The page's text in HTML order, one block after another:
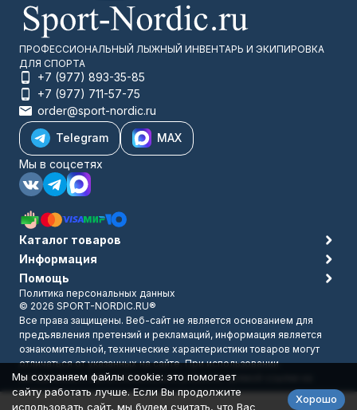
ПРОФЕССИОНАЛЬНЫЙ ЛЫЖНЫЙ ИНВЕНТАРЬ И ЭКИПИРОВКА
ДЛЯ СПОРТА
+7 (977) 893-35-85
+7 (977) 711-57-75
order@sport-nordic.ru
Telegram
MAX
Мы в соцсетях
Каталог товаров
Информация
Помощь
Политика персональных данных
© 2026 SPORT-NORDIC.RU®
Все права защищены. Веб-сайт не является основанием для
предъявления претензий и рекламаций, информация является
ознакомительной, технические характеристики товаров могут
отличаться от указанных на сайте. При использовании
материалов с сайта обязательно указание прямой ссылки на
источник.
Разработано вbodysite.ru
Мы сохраняем файлы cookie: это помогает
сайту работать лучше. Если Вы продолжите
использовать сайт, мы будем считать, что Вас
Хорошо